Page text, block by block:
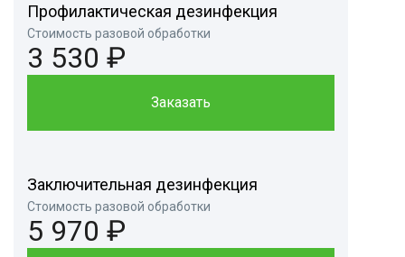
Профилактическая дезинфекция
Стоимость разовой обработки
3 530 ₽
Заказать
Заключительная дезинфекция
Стоимость разовой обработки
5 970 ₽